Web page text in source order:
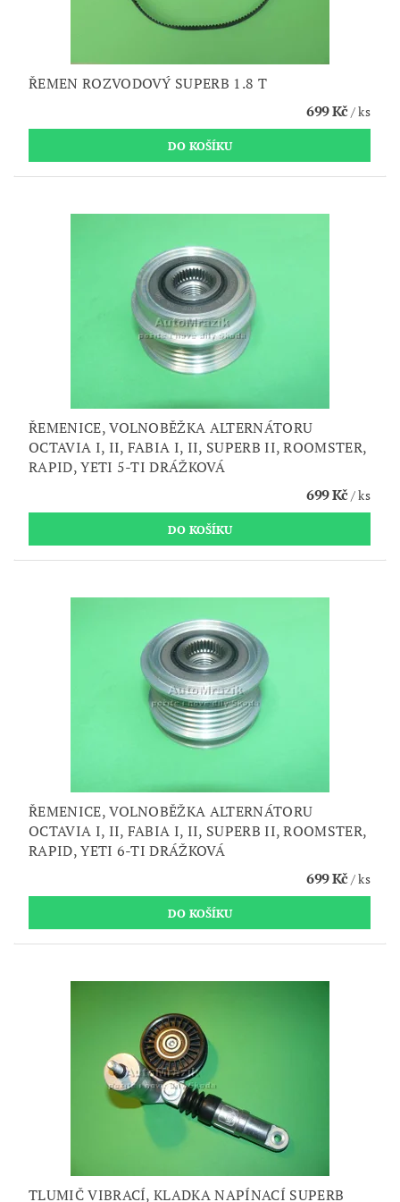
ŘEMEN ROZVODOVÝ SUPERB 1.8 T
699 Kč/ ks
ŘEMENICE, VOLNOBĚŽKA ALTERNÁTORU
OCTAVIA I, II, FABIA I, II, SUPERB II, ROOMSTER,
RAPID, YETI 5-TI DRÁŽKOVÁ
699 Kč/ ks
ŘEMENICE, VOLNOBĚŽKA ALTERNÁTORU
OCTAVIA I, II, FABIA I, II, SUPERB II, ROOMSTER,
RAPID, YETI 6-TI DRÁŽKOVÁ
699 Kč/ ks
TLUMIČ VIBRACÍ, KLADKA NAPÍNACÍ SUPERB